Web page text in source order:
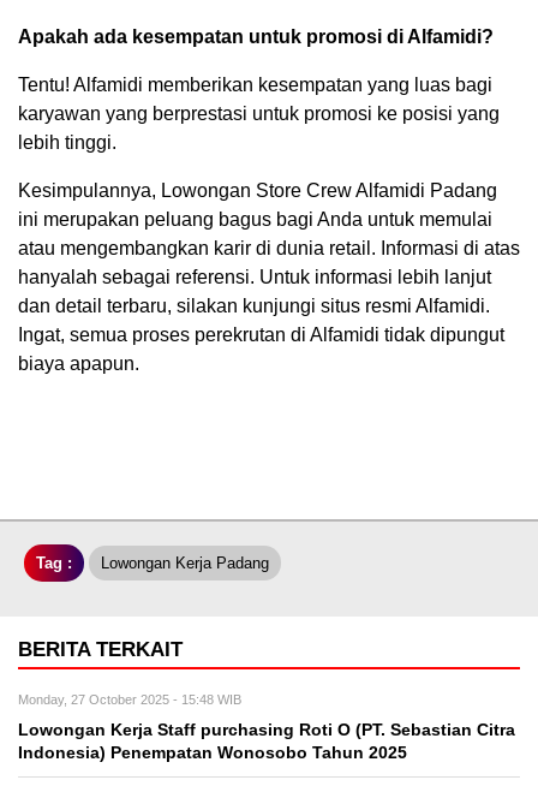
Apakah ada kesempatan untuk promosi di Alfamidi?
Tentu! Alfamidi memberikan kesempatan yang luas bagi
karyawan yang berprestasi untuk promosi ke posisi yang
lebih tinggi.
Kesimpulannya, Lowongan Store Crew Alfamidi Padang
ini merupakan peluang bagus bagi Anda untuk memulai
atau mengembangkan karir di dunia retail. Informasi di atas
hanyalah sebagai referensi. Untuk informasi lebih lanjut
dan detail terbaru, silakan kunjungi situs resmi Alfamidi.
Ingat, semua proses perekrutan di Alfamidi tidak dipungut
biaya apapun.
Tag : Lowongan Kerja Padang
BERITA TERKAIT
Monday, 27 October 2025 - 15:48 WIB
Lowongan Kerja Staff purchasing Roti O (PT. Sebastian Citra
Indonesia) Penempatan Wonosobo Tahun 2025